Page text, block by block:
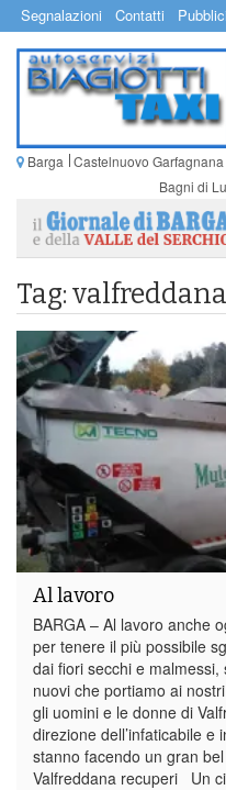
Segnalazioni Contatti
Barga Castelnuovo Garfagnana
Bagni di
Tag:
Al lavoro
BARGA – Al lavoro anche
per tenere il più possibile
dai fiori secchi e
nuovi che portiamo ai
gli uomini e le donne di
direzione dell’infaticabile e
stanno facendo un gran
Valfreddana recuperi Un